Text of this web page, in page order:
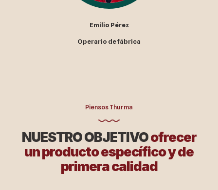
Emilio Pérez
Operario de fábrica
Piensos Thurma
NUESTRO OBJETIVOofrecer
un producto específico y de
primera calidad